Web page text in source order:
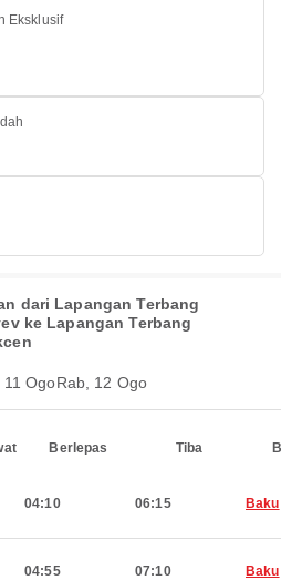
Eksklusif
dari Lapangan Terbang
ke Lapangan Terbang
11 OgoRab, 12 Ogo
Berlepas Tiba
04:10 06:15 Baku
04:55 07:10 Baku